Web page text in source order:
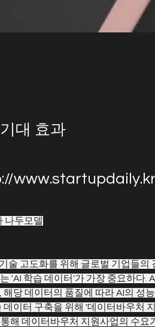
대 효과
나두모델
술 고도화를 위해 글로벌 기업들의
'AI 학습 데이터'가 가장 중요하다.
당 데이터의 품질에 따라 AI의 성
이터 구축을 위해 '데이터바우처
해 데이터바우처 지원사업의 수요